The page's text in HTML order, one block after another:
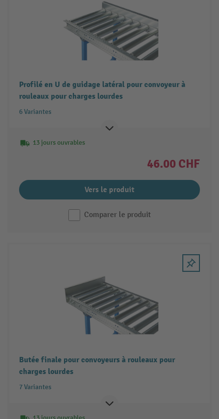
Profilé en U de guidage latéral pour convoyeur à
rouleaux pour charges lourdes
6 Variantes
13 jours ouvrables
46.00 CHF
Vers le produit
Comparer le produit
Butée finale pour convoyeurs à rouleaux pour
charges lourdes
7 Variantes